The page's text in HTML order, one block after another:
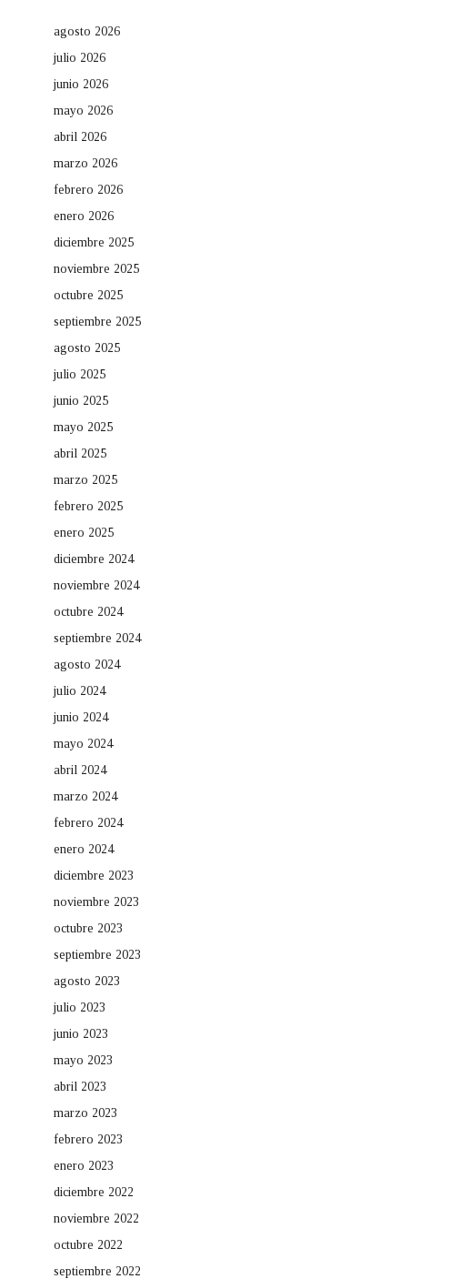
agosto 2026
julio 2026
junio 2026
mayo 2026
abril 2026
marzo 2026
febrero 2026
enero 2026
diciembre 2025
noviembre 2025
octubre 2025
septiembre 2025
agosto 2025
julio 2025
junio 2025
mayo 2025
abril 2025
marzo 2025
febrero 2025
enero 2025
diciembre 2024
noviembre 2024
octubre 2024
septiembre 2024
agosto 2024
julio 2024
junio 2024
mayo 2024
abril 2024
marzo 2024
febrero 2024
enero 2024
diciembre 2023
noviembre 2023
octubre 2023
septiembre 2023
agosto 2023
julio 2023
junio 2023
mayo 2023
abril 2023
marzo 2023
febrero 2023
enero 2023
diciembre 2022
noviembre 2022
octubre 2022
septiembre 2022